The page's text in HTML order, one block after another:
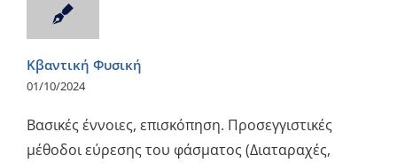
Κβαντική Φυσική
01/10/2024
Βασικές έννοιες, επισκόπηση. Προσεγγιστικές
μέθοδοι εύρεσης του φάσματος (Διαταραχές,